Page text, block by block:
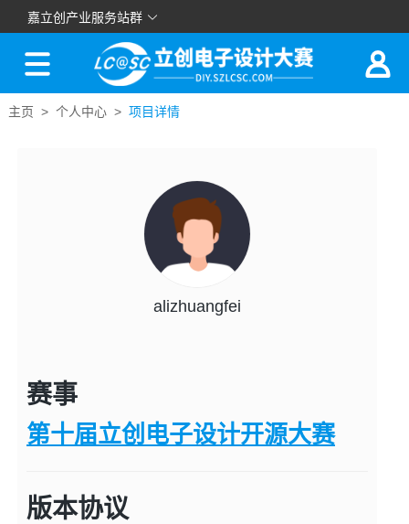
主页 > 个人中心 > 项目详情
alizhuangfei
赛事
第十届立创电子设计开源大赛
版本协议
嘉立创产业服务站群